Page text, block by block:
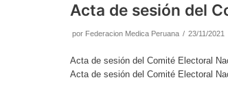
Acta de sesión del
por Federacion Medica Peruana 23/11/2021
Acta de sesión del Comité Electoral
Acta de sesión del Comité Electoral